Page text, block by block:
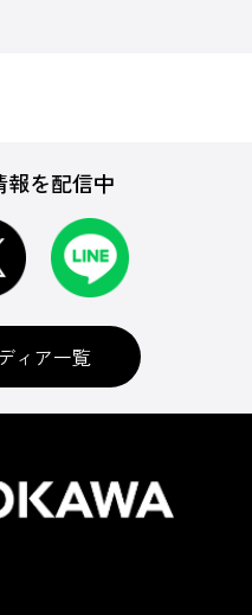
報を配信中
ィア一覧